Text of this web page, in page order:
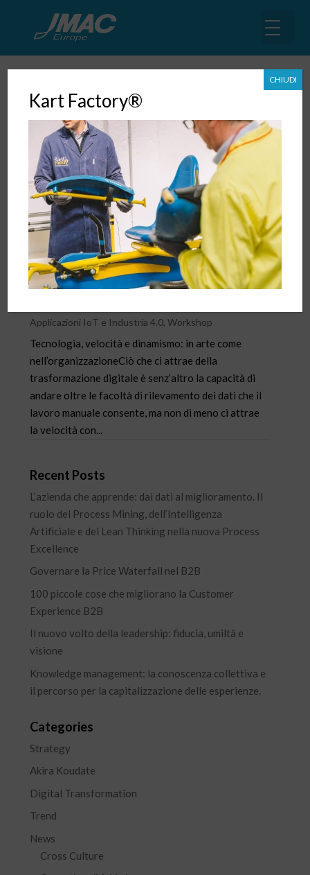
Tecnologia, velocità e dinamismo:
in arte come nell’organizzazione
Applicazioni IoT e Industria 4.0,Workshop
Tecnologia, velocità e dinamismo: in arte come
nell’organizzazioneCiò che ci attrae della
trasformazione digitale è senz’altro la capacità di
andare oltre le facoltà di rilevamento dei dati che il
lavoro manuale consente, ma non di meno ci attrae
la velocità con...
Recent Posts
L’azienda che apprende: dai dati al miglioramento. Il
ruolo del Process Mining, dell’Intelligenza
Artificiale e del Lean Thinking nella nuova Process
Excellence
Governare la Price Waterfall nel B2B
100 piccole cose che migliorano la Customer
Experience B2B
Il nuovo volto della leadership: fiducia, umiltà e
visione
Knowledge management: la conoscenza collettiva e
il percorso per la capitalizzazione delle esperienze.
Categories
Strategy
Akira Koudate
Digital Transformation
Trend
News
Cross Culture
Kart Factory®
CHIUDI